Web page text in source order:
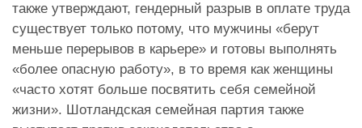
также утверждают, гендерный разрыв в оплате труда
существует только потому, что мужчины «берут
меньше перерывов в карьере» и готовы выполнять
«более опасную работу», в то время как женщины
«часто хотят больше посвятить себя семейной
жизни». Шотландская семейная партия также